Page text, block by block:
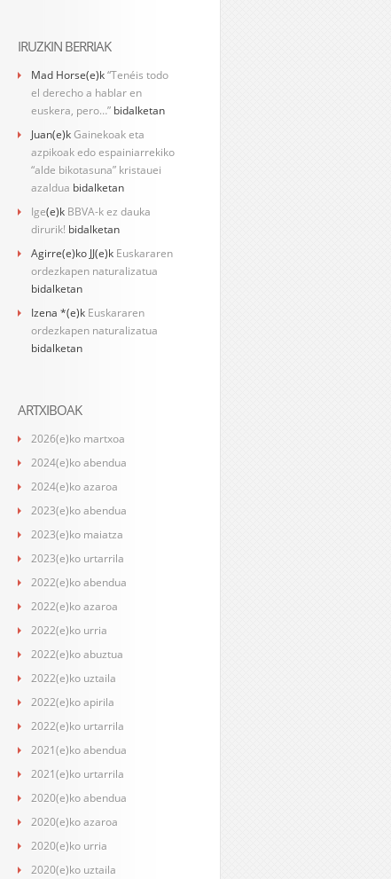
IRUZKIN BERRIAK
Mad Horse(e)k“Tenéis todo
el derecho a hablar en
euskera, pero…” bidalketan
Juan(e)kGainekoak eta
azpikoak edo espainiarrekiko
“alde bikotasuna” kristauei
azaldua bidalketan
Ige(e)k BBVA-k ez dauka
dirurik! bidalketan
Agirre(e)ko JJ(e)k Euskararen
ordezkapen naturalizatua
bidalketan
Izena *(e)k Euskararen
ordezkapen naturalizatua
bidalketan
ARTXIBOAK
2026(e)ko martxoa
2024(e)ko abendua
2024(e)ko azaroa
2023(e)ko abendua
2023(e)ko maiatza
2023(e)ko urtarrila
2022(e)ko abendua
2022(e)ko azaroa
2022(e)ko urria
2022(e)ko abuztua
2022(e)ko uztaila
2022(e)ko apirila
2022(e)ko urtarrila
2021(e)ko abendua
2021(e)ko urtarrila
2020(e)ko abendua
2020(e)ko azaroa
2020(e)ko urria
2020(e)ko uztaila